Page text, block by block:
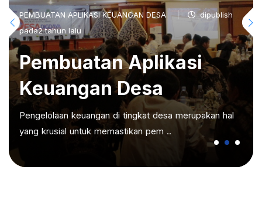
PEMBUATAN APLIKASI KEUANGAN DESA
dipublish
pada2 tahun lalu
Pembuatan Aplikasi
Keuangan Desa
Pengelolaan keuangan di tingkat desa merupakan hal
yang krusial untuk memastikan pem ..